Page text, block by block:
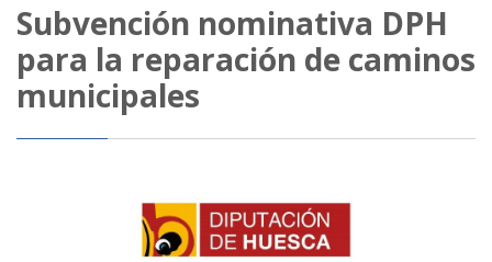
Subvención nominativa DPH
para la reparación de caminos
municipales